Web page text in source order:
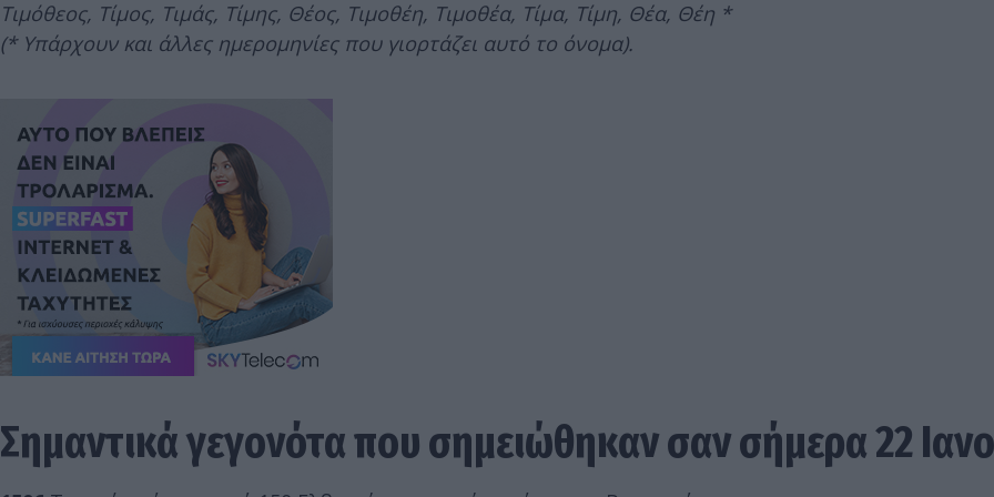
Τιμόθεος, Τίμος, Τιμάς, Τίμης, Θέος, Τιμοθέη, Τιμοθέα, Τίμα, Τίμη, Θέα, Θέη *
(* Υπάρχουν και άλλες ημερομηνίες που γιορτάζει αυτό το όνομα).
Σημαντικά γεγονότα που σημειώθηκαν σαν σήμερα 22